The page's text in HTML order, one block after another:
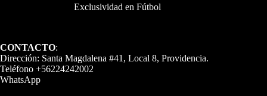
Exclusividad en Fútbol
CONTACTO:
Dirección: Santa Magdalena #41, Local 8, Providencia.
Teléfono +56224242002
WhatsApp